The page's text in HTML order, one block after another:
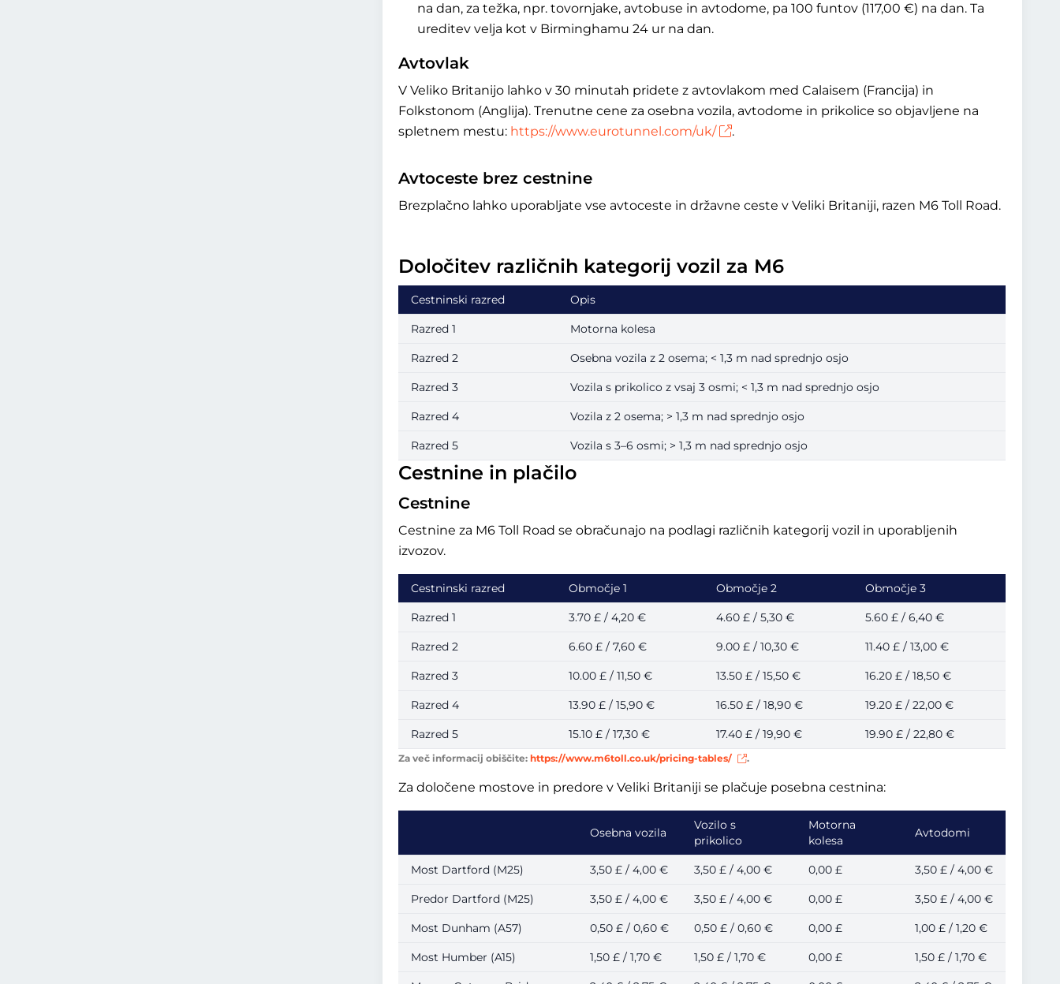
na dan, za težka, npr. tovornjake, avtobuse in avtodome, pa 100 funtov (117,00 €) na dan. Ta
ureditev velja kot v Birminghamu 24 ur na dan.
Avtovlak
V Veliko Britanijo lahko v 30 minutah pridete z avtovlakom med Calaisem (Francija) in
Folkstonom (Anglija). Trenutne cene za osebna vozila, avtodome in prikolice so objavljene na
spletnem mestu: https://www.eurotunnel.com/uk/ .
Avtoceste brez cestnine
Brezplačno lahko uporabljate vse avtoceste in državne ceste v Veliki Britaniji, razen M6 Toll Road.
Določitev različnih kategorij vozil za M6
Cestninski razred Opis
Razred 1 Motorna kolesa
Razred 2 Osebna vozila z 2 osema; < 1,3 m nad sprednjo osjo
Razred 3 Vozila s prikolico z vsaj 3 osmi; < 1,3 m nad sprednjo osjo
Razred 4 Vozila z 2 osema; > 1,3 m nad sprednjo osjo
Razred 5 Vozila s 3–6 osmi; > 1,3 m nad sprednjo osjo
Cestnine in plačilo
Cestnine
Cestnine za M6 Toll Road se obračunajo na podlagi različnih kategorij vozil in uporabljenih
izvozov.
Za več informacij obiščite:https://www.m6toll.co.uk/pricing-tables/ .
Cestninski razred Območje 1 Območje 2 Območje 3
Razred 1 3.70 £ / 4,20 € 4.60 £ / 5,30 € 5.60 £ / 6,40 €
Razred 2 6.60 £ / 7,60 € 9.00 £ / 10,30 € 11.40 £ / 13,00 €
Razred 3 10.00 £ / 11,50 € 13.50 £ / 15,50 € 16.20 £ / 18,50 €
Razred 4 13.90 £ / 15,90 € 16.50 £ / 18,90 € 19.20 £ / 22,00 €
Razred 5 15.10 £ / 17,30 € 17.40 £ / 19,90 € 19.90 £ / 22,80 €
Za določene mostove in predore v Veliki Britaniji se plačuje posebna cestnina:
Osebna vozila
Vozilo s
prikolico
Motorna
kolesa
Avtodomi
Most Dartford (M25) 3,50 £ / 4,00 € 3,50 £ / 4,00 € 0,00 £ 3,50 £ / 4,00 €
Predor Dartford (M25) 3,50 £ / 4,00 € 3,50 £ / 4,00 € 0,00 £ 3,50 £ / 4,00 €
Most Dunham (A57) 0,50 £ / 0,60 € 0,50 £ / 0,60 € 0,00 £ 1,00 £ / 1,20 €
Most Humber (A15) 1,50 £ / 1,70 € 1,50 £ / 1,70 € 0,00 £ 1,50 £ / 1,70 €